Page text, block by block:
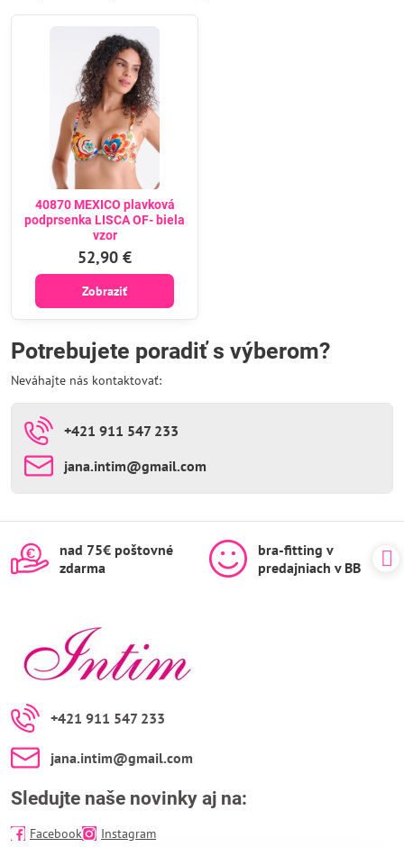
40870 MEXICO plavková
podprsenka LISCA OF- biela
vzor
52,90 €
Zobraziť
Potrebujete poradiť s výberom?
Neváhajte nás kontaktovať:
+421 911 547 233
jana​.intim​@gmail​.com
nad 75€ poštovné
zdarma
bra-fitting v
predajniach v BB
+421 911 547 233
jana​.intim​@gmail​.com
Sledujte naše novinky aj na:
Facebook Instagram